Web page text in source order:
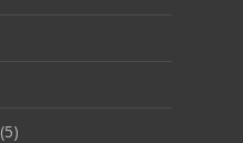
(5)